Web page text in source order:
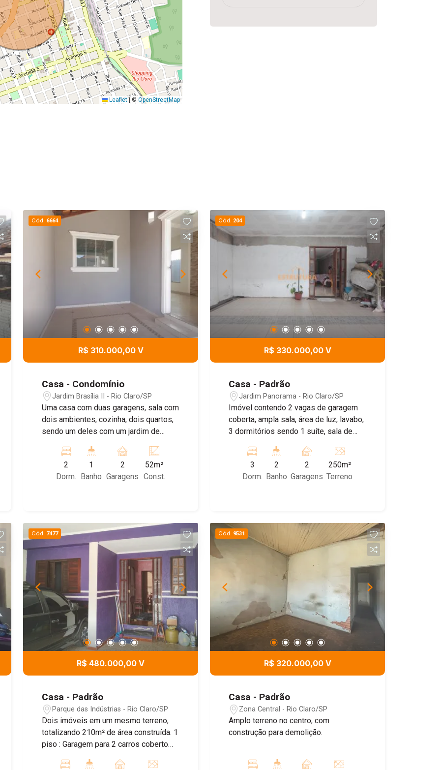
Leaflet © OpenStreetMap
Cód. 6664
R$ 310.000,00 V
Casa - Condomínio
Jardim Brasília II - Rio Claro/SP
Uma casa com duas garagens, sala com
dois ambientes, cozinha, dois quartos,
sendo um deles com um jardim de
principais, é possível incluir outras
áreas como banheiros, lavanderia e um
quintal
2
Dorm.
1
Banho
2
Garagens
52m²
Const.
Cód. 204
R$ 330.000,00 V
Casa - Padrão
Jardim Panorama - Rio Claro/SP
Imóvel contendo 2 vagas de garagem
coberta, ampla sala, área de luz, lavabo,
3 dormitórios sendo 1 suíte, sala de
social, área de luz e área de serviço.
Agende sua visita!
3
Dorm.
2
Banho
2
Garagens
250m²
Terreno
Cód. 7477
R$ 480.000,00 V
Casa - Padrão
Parque das Indústrias - Rio Claro/SP
Dois imóveis em um mesmo terreno,
totalizando 210m² de área construída. 1
piso : Garagem para 2 carros coberto
dormitórios, banheiro social, sala de
Cód. 9531
R$ 320.000,00 V
Casa - Padrão
Zona Central - Rio Claro/SP
Amplo terreno no centro, com
construção para demolição.